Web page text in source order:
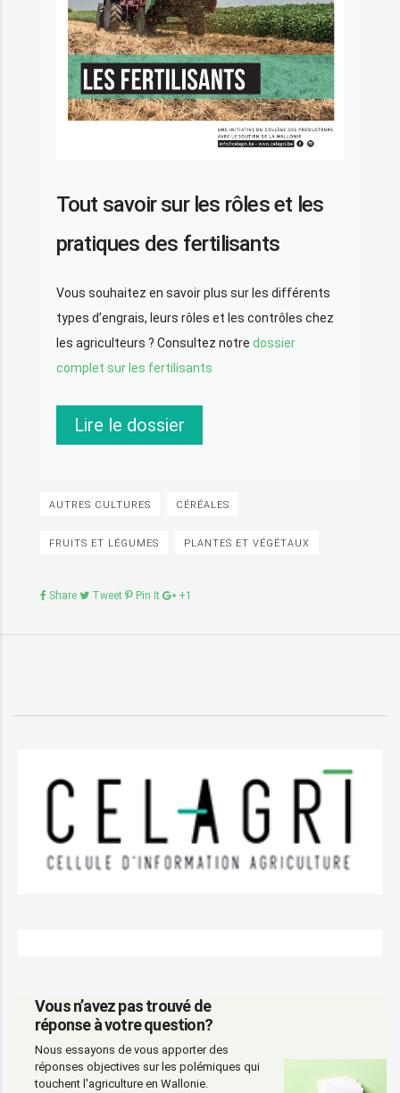
Tout savoir sur les rôles et les
pratiques des fertilisants
Vous souhaitez en savoir plus sur les différents
types d’engrais, leurs rôles et les contrôles chez
les agriculteurs ? Consultez notre dossier
complet sur les fertilisants
Lire le dossier
AUTRES CULTURES CÉRÉALES
FRUITS ET LÉGUMES PLANTES ET VÉGÉTAUX
Share Tweet Pin It +1
Vous n’avez pas trouvé de
réponse à votre question?
Nous essayons de vous apporter des
réponses objectives sur les polémiques qui
touchent l'agriculture en Wallonie.